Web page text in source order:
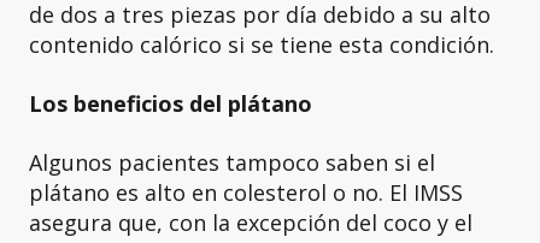
de dos a tres piezas por día debido a su alto
contenido calórico si se tiene esta condición.
Los beneficios del plátano
Algunos pacientes tampoco saben si el
plátano es alto en colesterol o no. El IMSS
asegura que, con la excepción del coco y el